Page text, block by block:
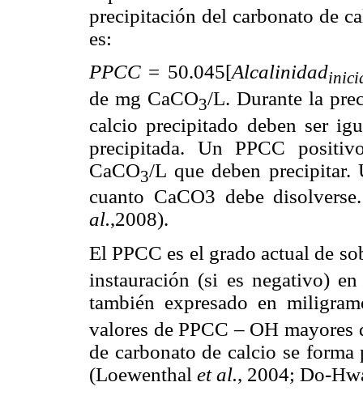
precipitación del carbonato de
es:
PPCC = 50.045[Alcalinidad
de mg CaCO3/L. Durante la
calcio precipitado deben ser
precipitada. Un PPCC
CaCO3/L que deben precipitar.
cuanto CaCO3 debe
al.,2008).
El PPCC es el grado actual de
instauración (si es negativo)
también expresado en
valores de PPCC – OH
de carbonato de calcio se
(Loewenthal et al., 2004; Do-